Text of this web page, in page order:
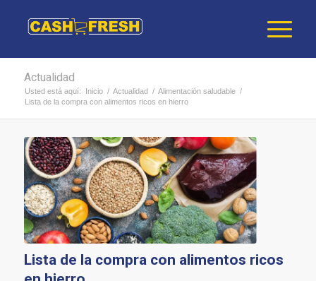
Actualidad
Usted está aquí: Inicio / Actualidad / Alimentación saludable /
Lista de la compra con alimentos ricos en hierro
Lista de la compra con alimentos ricos